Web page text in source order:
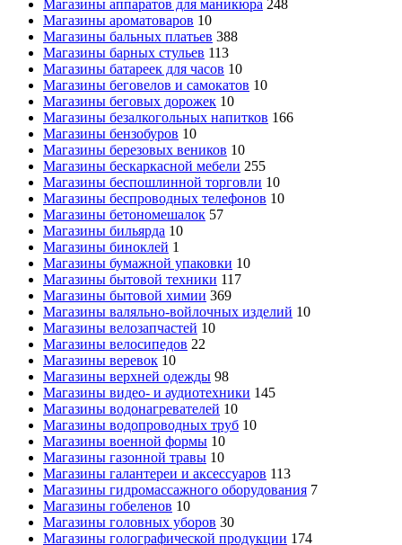
Магазины аппаратов для маникюра 248
Магазины ароматоваров 10
Магазины бальных платьев 388
Магазины барных стульев 113
Магазины батареек для часов 10
Магазины беговелов и самокатов 10
Магазины беговых дорожек 10
Магазины безалкогольных напитков 166
Магазины бензобуров 10
Магазины березовых веников 10
Магазины бескаркасной мебели 255
Магазины беспошлинной торговли 10
Магазины беспроводных телефонов 10
Магазины бетономешалок 57
Магазины бильярда 10
Магазины биноклей 1
Магазины бумажной упаковки 10
Магазины бытовой техники 117
Магазины бытовой химии 369
Магазины валяльно-войлочных изделий 10
Магазины велозапчастей 10
Магазины велосипедов 22
Магазины веревок 10
Магазины верхней одежды 98
Магазины видео- и аудиотехники 145
Магазины водонагревателей 10
Магазины водопроводных труб 10
Магазины военной формы 10
Магазины газонной травы 10
Магазины галантереи и аксессуаров 113
Магазины гидромассажного оборудования 7
Магазины гобеленов 10
Магазины головных уборов 30
Магазины голографической продукции 174